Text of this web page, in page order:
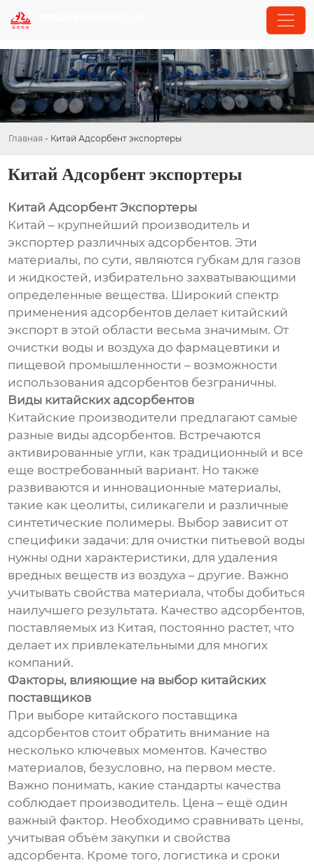
Главная - Китай Адсорбент экспортеры
Китай Адсорбент экспортеры
Китай Адсорбент Экспортеры
Китай – крупнейший производитель и
экспортер различных адсорбентов. Эти
материалы, по сути, являются губкам для газов
и жидкостей, избирательно захватывающими
определенные вещества. Широкий спектр
применения адсорбентов делает китайский
экспорт в этой области весьма значимым. От
очистки воды и воздуха до фармацевтики и
пищевой промышленности – возможности
использования адсорбентов безграничны.
Виды китайских адсорбентов
Китайские производители предлагают самые
разные виды адсорбентов. Встречаются
активированные угли, как традиционный и все
еще востребованный вариант. Но также
развиваются и инновационные материалы,
такие как цеолиты, силикагели и различные
синтетические полимеры. Выбор зависит от
специфики задачи: для очистки питьевой воды
нужны одни характеристики, для удаления
вредных веществ из воздуха – другие. Важно
учитывать свойства материала, чтобы добиться
наилучшего результата. Качество адсорбентов,
поставляемых из Китая, постоянно растет, что
делает их привлекательными для многих
компаний.
Факторы, влияющие на выбор китайских
поставщиков
При выборе китайского поставщика
адсорбентов стоит обратить внимание на
несколько ключевых моментов. Качество
материалов, безусловно, на первом месте.
Важно понимать, какие стандарты качества
соблюдает производитель. Цена – ещё один
важный фактор. Необходимо сравнивать цены,
учитывая объём закупки и свойства
адсорбента. Кроме того, логистика и сроки